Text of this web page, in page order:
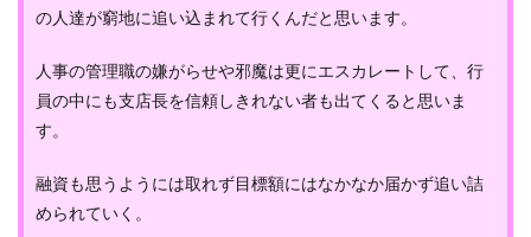
の人達が窮地に追い込まれて行くんだと思います。
人事の管理職の嫌がらせや邪魔は更にエスカレートして、行
員の中にも支店長を信頼しきれない者も出てくると思いま
す。
融資も思うようには取れず目標額にはなかなか届かず追い詰
められていく。